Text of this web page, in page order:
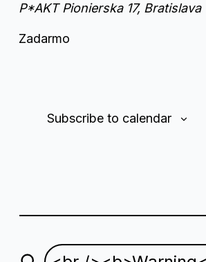
P*AKT Pionierska 17, Bratislava
Zadarmo
Subscribe to calendar